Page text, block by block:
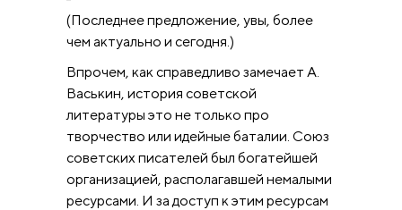
(Последнее предложение, увы, более
чем актуально и сегодня.)
Впрочем, как справедливо замечает А.
Васькин, история советской
литературы это не только про
творчество или идейные баталии. Союз
советских писателей был богатейшей
организацией, располагавшей немалыми
ресурсами. И за доступ к этим ресурсам